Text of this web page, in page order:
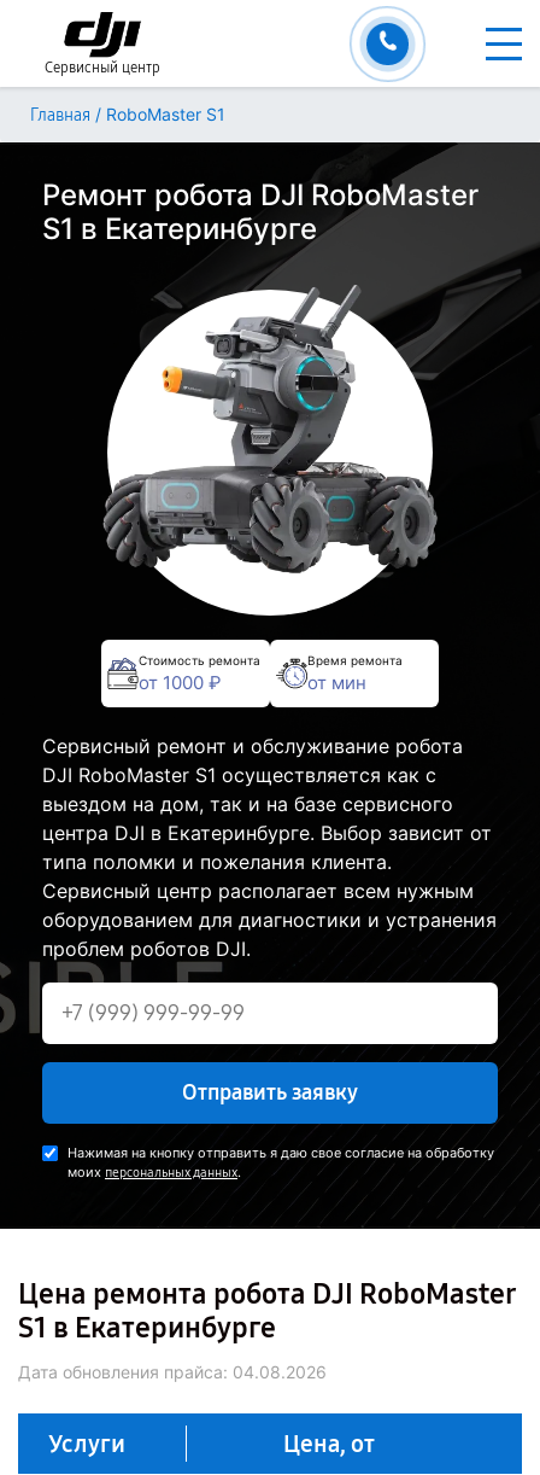
Сервисный центр
Главная / RoboMaster S1
Ремонт робота DJI RoboMaster
S1 в Екатеринбурге
Стоимость ремонта
от 1000 ₽
Время ремонта
от мин
Сервисный ремонт и обслуживание робота
DJI RoboMaster S1 осуществляется как с
выездом на дом, так и на базе сервисного
центра DJI в Екатеринбурге. Выбор зависит от
типа поломки и пожелания клиента.
Сервисный центр располагает всем нужным
оборудованием для диагностики и устранения
проблем роботов DJI.
Отправить заявку
Нажимая на кнопку отправить я даю свое согласие на обработку
моих персональных данных.
Цена ремонта робота DJI RoboMaster
S1 в Екатеринбурге
Дата обновления прайса: 04.08.2026
Услуги Цена, от